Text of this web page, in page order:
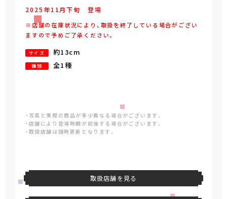
2025年11月下旬 登場
※店舗の在庫状況により、取扱を終了している場合がござい
ますので予めご了承ください。
サイズ 約13cm
種類 全1種
・写真と実際の商品が多少異なる場合がございます。
・店舗により登場時期が前後する場合がございます。
・取扱店舗は随時更新となります。
取扱店舗を見る